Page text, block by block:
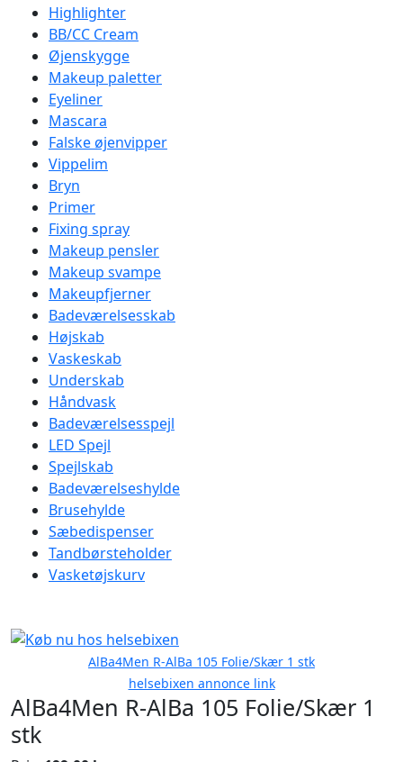
Highlighter
BB/CC Cream
Øjenskygge
Makeup paletter
Eyeliner
Mascara
Falske øjenvipper
Vippelim
Bryn
Primer
Fixing spray
Makeup pensler
Makeup svampe
Makeupfjerner
Badeværelsesskab
Højskab
Vaskeskab
Underskab
Håndvask
Badeværelsesspejl
LED Spejl
Spejlskab
Badeværelseshylde
Brusehylde
Sæbedispenser
Tandbørsteholder
Vasketøjskurv
AlBa4Men R-AlBa 105 Folie/Skær 1 stk
helsebixen annonce link
AlBa4Men R-AlBa 105 Folie/Skær 1
stk